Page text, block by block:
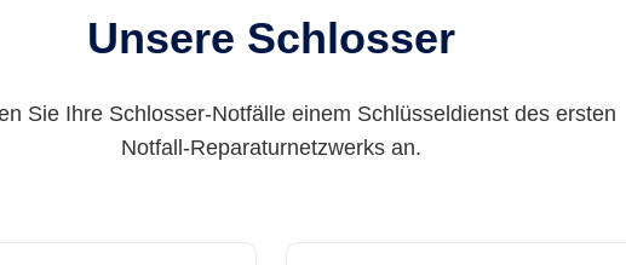
Unsere Schlosser
Sie Ihre Schlosser-Notfälle einem Schlüsseldienst des ersten
Notfall-Reparaturnetzwerks an.